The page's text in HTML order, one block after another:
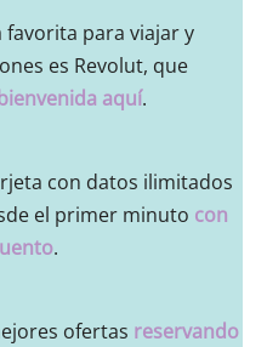
para viajar y
es Revolut, que
aquí.
con datos ilimitados
el primer minuto con
.
ofertas reservando